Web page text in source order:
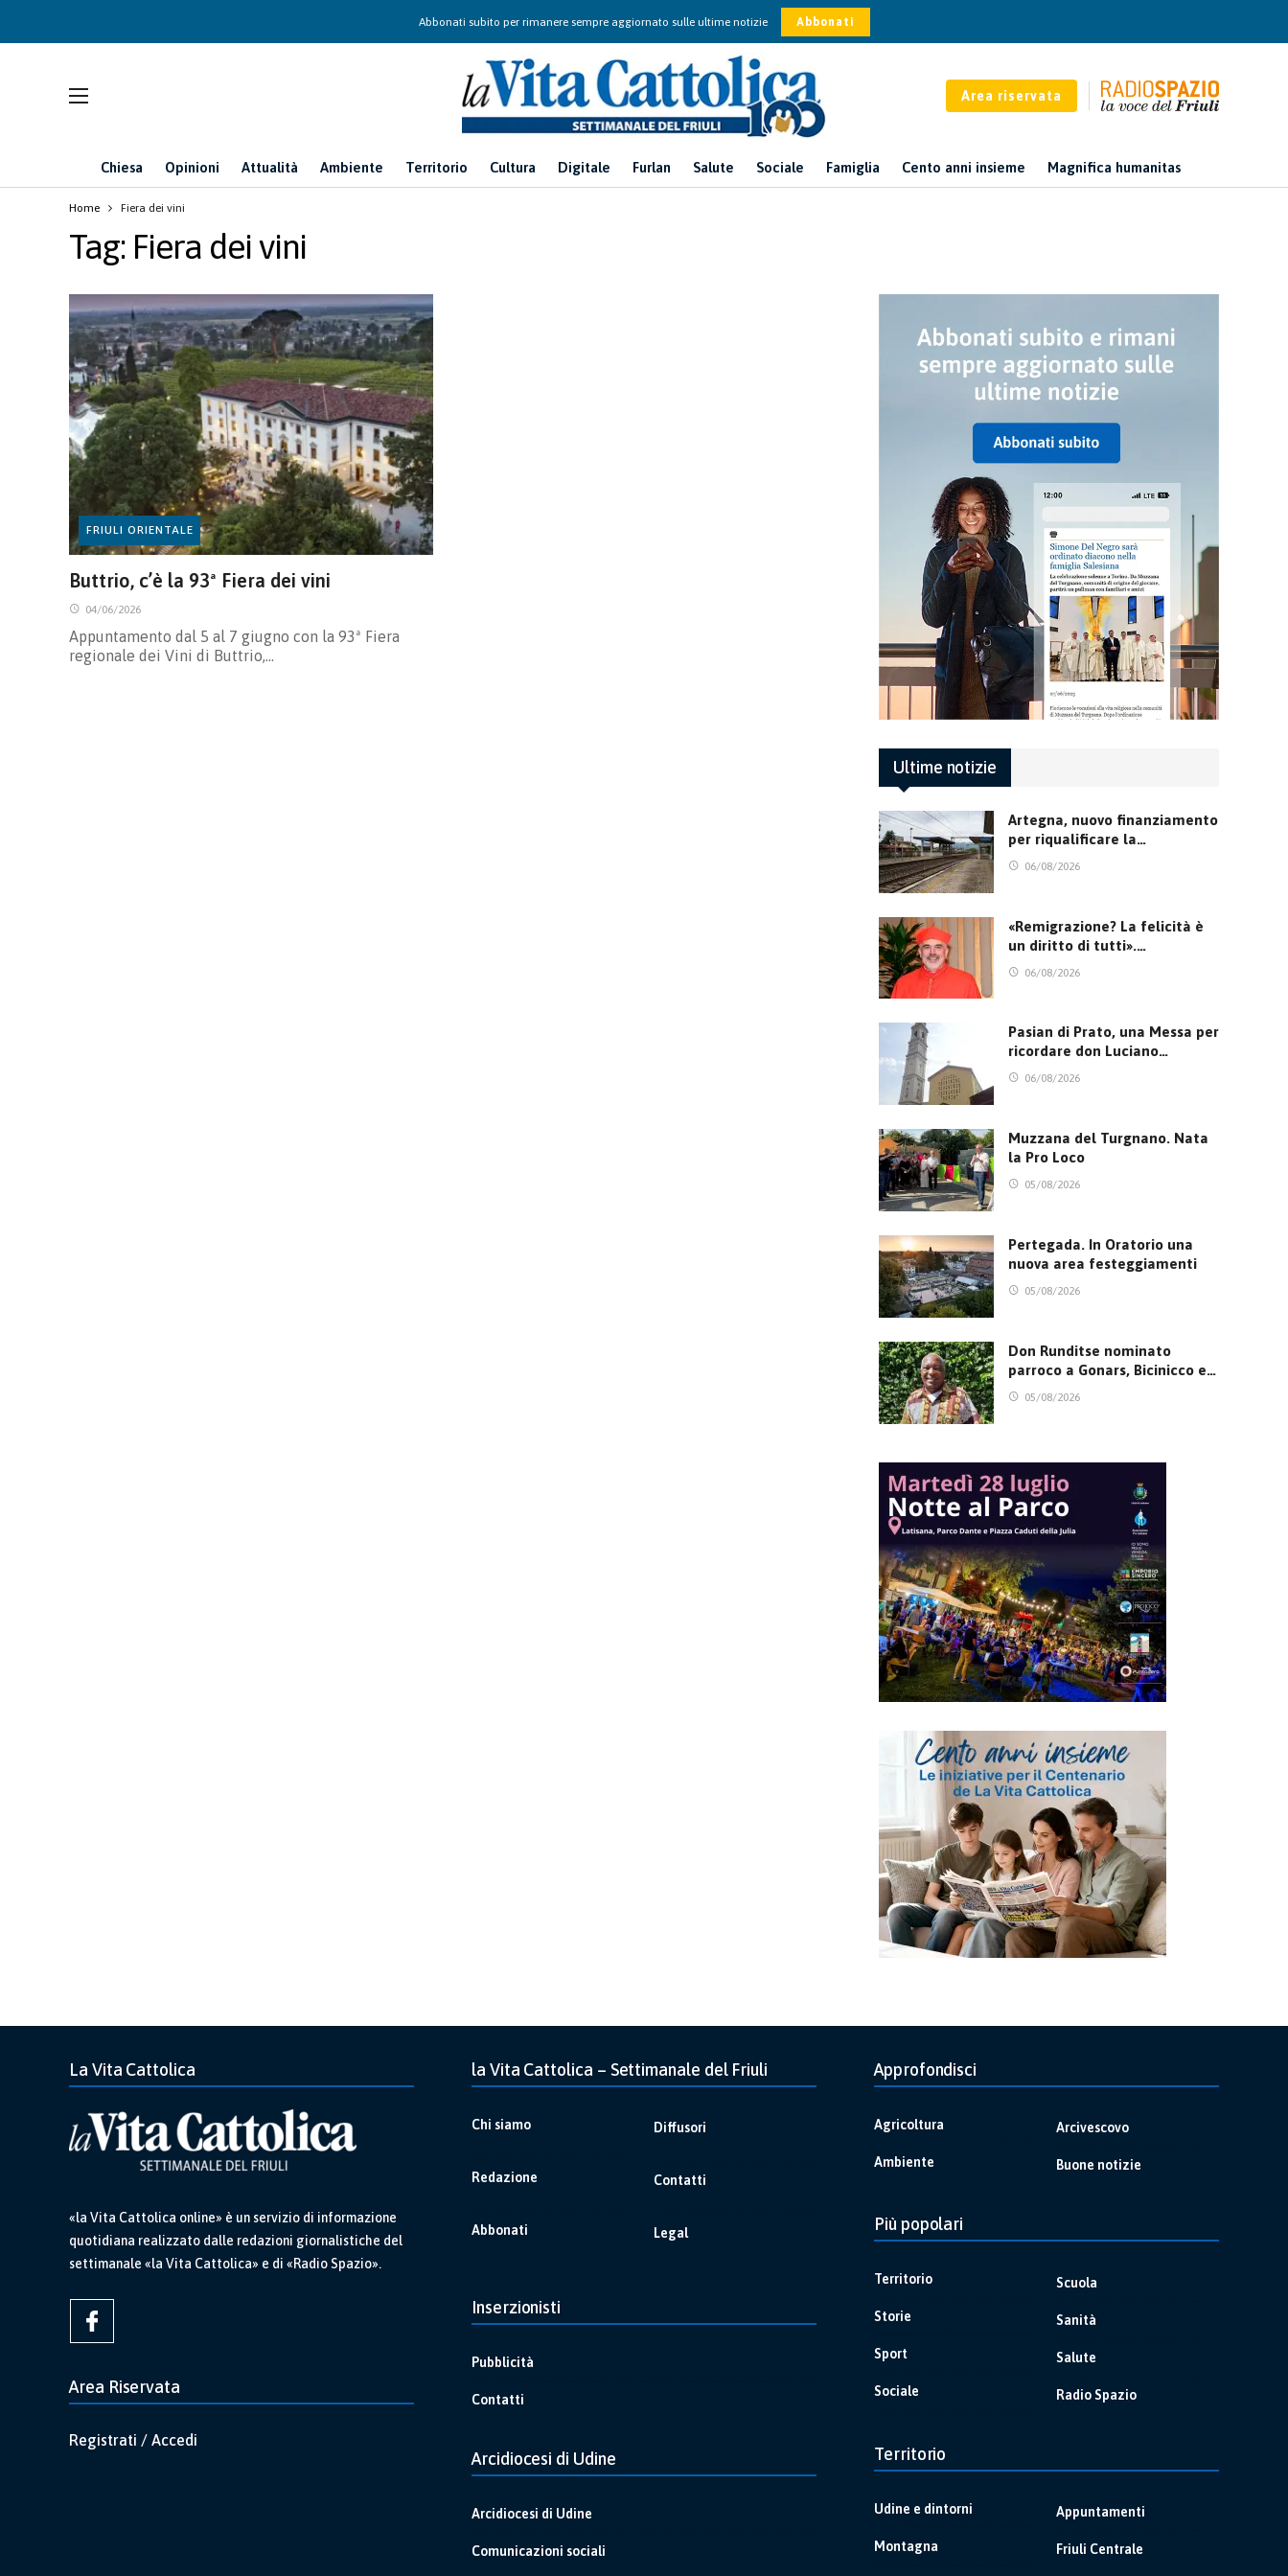
Abbonati subito per rimanere sempre aggiornato sulle ultime notizie Abbonati
Area riservata
Chiesa Opinioni Attualità Ambiente Territorio Cultura Digitale Furlan Salute Sociale Famiglia Cento anni insieme Magnifica humanitas
Home Fiera dei vini
Tag: Fiera dei vini
FRIULI ORIENTALE
Buttrio, c’è la 93ª Fiera dei vini
04/06/2026
Appuntamento dal 5 al 7 giugno con la 93ª Fiera
regionale dei Vini di Buttrio,…
Ultime notizie
Artegna, nuovo finanziamento
per riqualificare la…
06/08/2026
«Remigrazione? La felicità è
un diritto di tutti».…
06/08/2026
Pasian di Prato, una Messa per
ricordare don Luciano…
06/08/2026
Muzzana del Turgnano. Nata
la Pro Loco
05/08/2026
Pertegada. In Oratorio una
nuova area festeggiamenti
05/08/2026
Don Runditse nominato
parroco a Gonars, Bicinicco e…
05/08/2026
La Vita Cattolica
«la Vita Cattolica online» è un servizio di informazione
quotidiana realizzato dalle redazioni giornalistiche del
settimanale «la Vita Cattolica» e di «Radio Spazio».
Area Riservata
Registrati / Accedi
la Vita Cattolica – Settimanale del Friuli
Chi siamo
Redazione
Abbonati
Diffusori
Contatti
Legal
Inserzionisti
Pubblicità
Contatti
Arcidiocesi di Udine
Arcidiocesi di Udine
Comunicazioni sociali
Approfondisci
Agricoltura
Ambiente
Arcivescovo
Buone notizie
Più popolari
Territorio
Storie
Sport
Sociale
Scuola
Sanità
Salute
Radio Spazio
Territorio
Udine e dintorni
Montagna
Appuntamenti
Friuli Centrale